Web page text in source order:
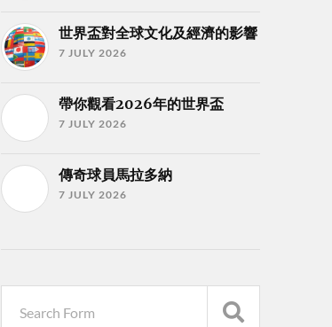
世界盃對全球文化及經濟的影響
7 JULY 2026
帶你觀看2026年的世界盃
7 JULY 2026
傳奇球員馬拉多納
7 JULY 2026